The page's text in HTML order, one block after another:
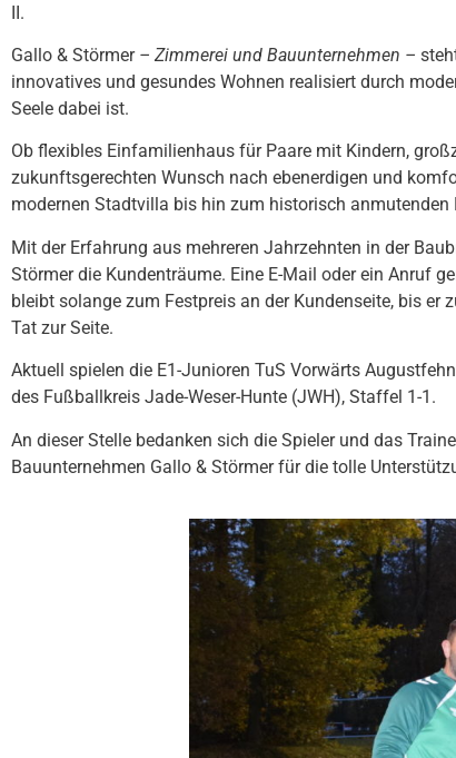
II.
Gallo & Störmer – Zimmerei und Bauunternehmen –
innovatives und gesundes Wohnen realisiert durch
Seele dabei ist.
Ob flexibles Einfamilienhaus für Paare mit Kindern,
zukunftsgerechten Wunsch nach ebenerdigen und
modernen Stadtvilla bis hin zum historisch anmutenden
Mit der Erfahrung aus mehreren Jahrzehnten in der
Störmer die Kundenträume. Eine E-Mail oder ein Anruf
bleibt solange zum Festpreis an der Kundenseite, bis
Tat zur Seite.
Aktuell spielen die E1-Junioren TuS Vorwärts
des Fußballkreis Jade-Weser-Hunte (JWH), Staffel 1-1.
An dieser Stelle bedanken sich die Spieler und das
Bauunternehmen Gallo & Störmer für die tolle